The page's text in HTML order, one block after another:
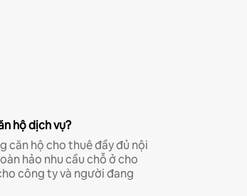
hộ dịch vụ?
căn hộ cho thuê đầy đủ nội
hảo nhu cầu chỗ ở cho
công ty và người đang